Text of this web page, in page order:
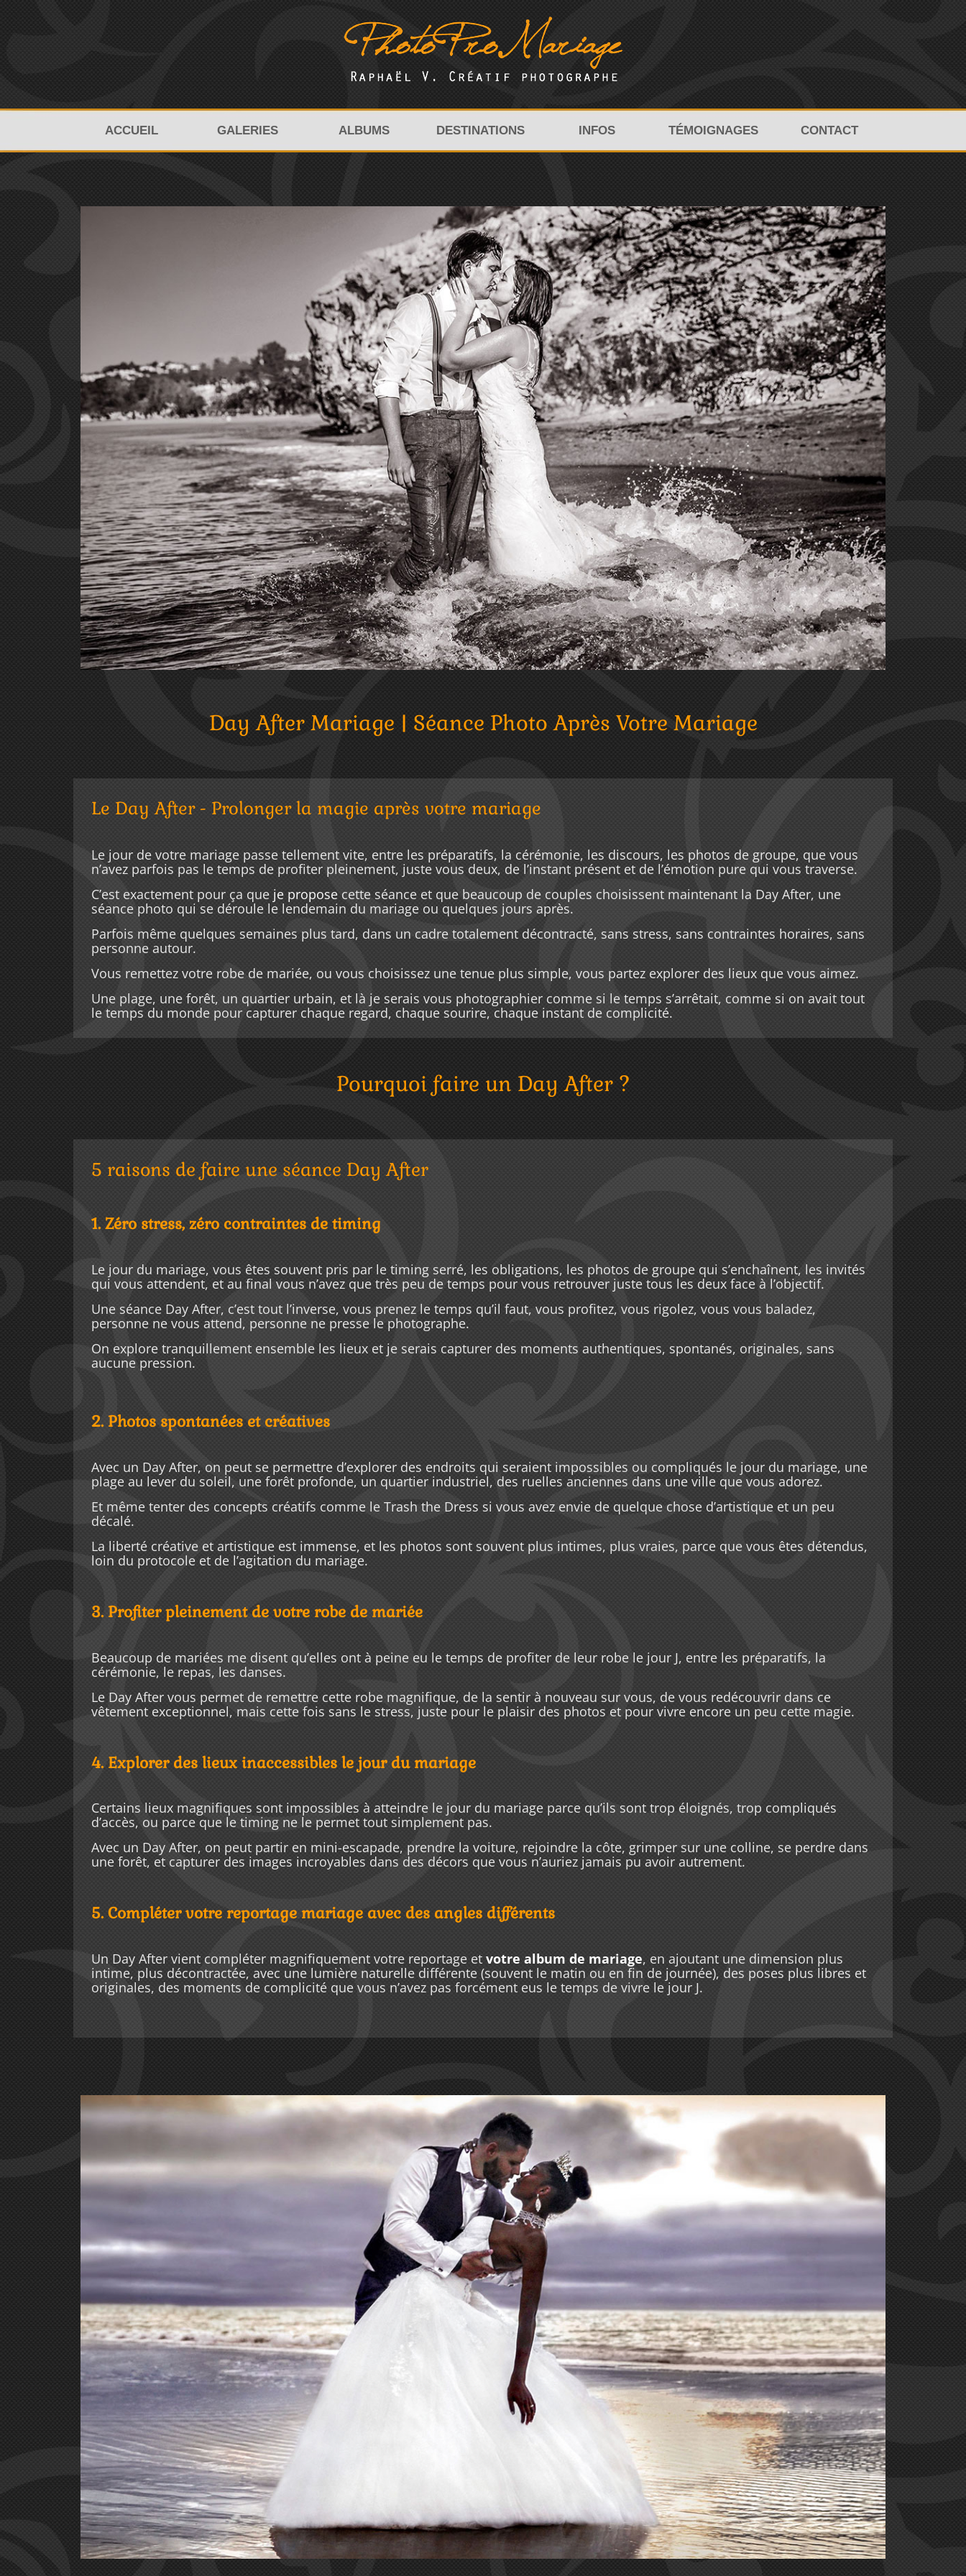
ACCUEIL GALERIES ALBUMS DESTINATIONS INFOS TÉMOIGNAGES CONTACT
Day After Mariage | Séance Photo Après Votre Mariage
Le Day After - Prolonger la magie après votre mariage
Le jour de votre mariage passe tellement vite, entre les préparatifs, la cérémonie, les discours, les photos de groupe, que vous
n’avez parfois pas le temps de profiter pleinement, juste vous deux, de l’instant présent et de l’émotion pure qui vous traverse.
C’est exactement pour ça que je proposecette séance et que beaucoup de couples choisissent maintenant la Day After, une
séance photo qui se déroule le lendemain du mariage ou quelques jours après.
Parfois même quelques semaines plus tard, dans un cadre totalement décontracté, sans stress, sans contraintes horaires, sans
personne autour.
Vous remettez votre robe de mariée, ou vous choisissez une tenue plus simple, vous partez explorer des lieux que vous aimez.
Une plage, une forêt, un quartier urbain, et là je serais vous photographier comme si le temps s’arrêtait, comme si on avait tout
le temps du monde pour capturer chaque regard, chaque sourire, chaque instant de complicité.
Pourquoi faire un Day After ?
5 raisons de faire une séance Day After
1. Zéro stress, zéro contraintes de timing
Le jour du mariage, vous êtes souvent pris par le timing serré, les obligations, les photos de groupe qui s’enchaînent, les invités
qui vous attendent, et au final vous n’avez que très peu de temps pour vous retrouver juste tous les deux face à l’objectif.
Une séance Day After, c’est tout l’inverse, vous prenez le temps qu’il faut, vous profitez, vous rigolez, vous vous baladez,
personne ne vous attend, personne ne presse le photographe.
On explore tranquillement ensemble les lieux et je serais capturer des moments authentiques, spontanés, originales, sans
aucune pression.
2. Photos spontanées et créatives
Avec un Day After, on peut se permettre d’explorer des endroits qui seraient impossibles ou compliqués le jour du mariage, une
plage au lever du soleil, une forêt profonde, un quartier industriel, des ruelles anciennes dans une ville que vous adorez.
Et même tenter des concepts créatifs comme le Trash the Dress si vous avez envie de quelque chose d’artistique et un peu
décalé.
La liberté créative et artistique est immense, et les photos sont souvent plus intimes, plus vraies, parce que vous êtes détendus,
loin du protocole et de l’agitation du mariage.
3. Profiter pleinement de votre robe de mariée
Beaucoup de mariées me disent qu’elles ont à peine eu le temps de profiter de leur robe le jour J, entre les préparatifs, la
cérémonie, le repas, les danses.
Le Day After vous permet de remettre cette robe magnifique, de la sentir à nouveau sur vous, de vous redécouvrir dans ce
vêtement exceptionnel, mais cette fois sans le stress, juste pour le plaisir des photos et pour vivre encore un peu cette magie.
4. Explorer des lieux inaccessibles le jour du mariage
Certains lieux magnifiques sont impossibles à atteindre le jour du mariage parce qu’ils sont trop éloignés, trop compliqués
d’accès, ou parce que le timing ne le permet tout simplement pas.
Avec un Day After, on peut partir en mini-escapade, prendre la voiture, rejoindre la côte, grimper sur une colline, se perdre dans
une forêt, et capturer des images incroyables dans des décors que vous n’auriez jamais pu avoir autrement.
5. Compléter votre reportage mariage avec des angles différents
Un Day After vient compléter magnifiquement votre reportage et votre album de mariage, en ajoutant une dimension plus
intime, plus décontractée, avec une lumière naturelle différente (souvent le matin ou en fin de journée), des poses plus libres et
originales, des moments de complicité que vous n’avez pas forcément eus le temps de vivre le jour J.